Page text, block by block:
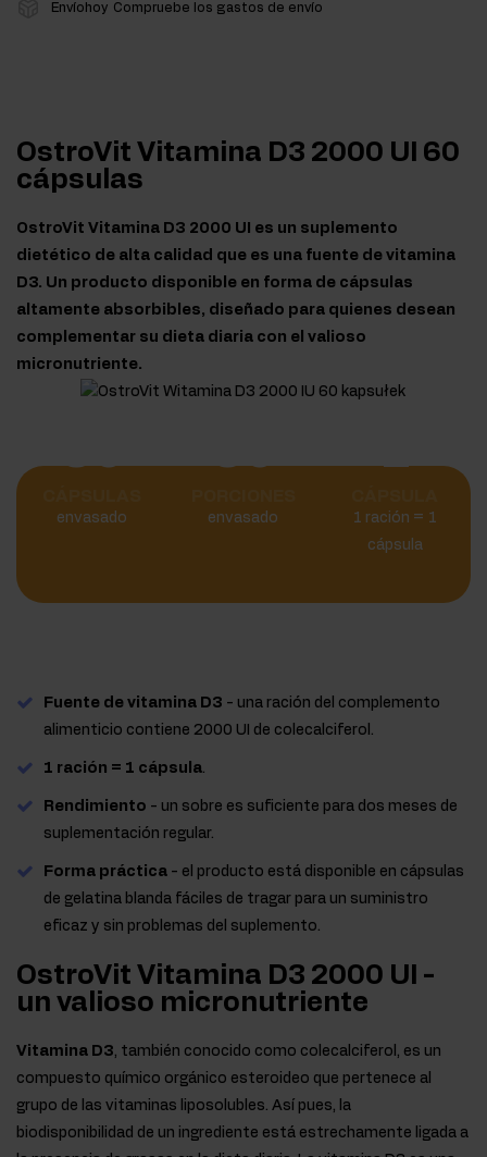
Envíohoy Compruebe los gastos de envío
OstroVit Vitamina D3 2000 UI 60
cápsulas
OstroVit Vitamina D3 2000 UI es un suplemento
dietético de alta calidad que es una fuente de vitamina
D3. Un producto disponible en forma de cápsulas
altamente absorbibles, diseñado para quienes desean
complementar su dieta diaria con el valioso
micronutriente.
60
envasado
60
envasado
1
1 ración = 1
cápsula
Fuente de vitamina D3 - una ración del complemento
alimenticio contiene 2000 UI de colecalciferol.
1 ración = 1 cápsula.
Rendimiento - un sobre es suficiente para dos meses de
suplementación regular.
Forma práctica - el producto está disponible en cápsulas
de gelatina blanda fáciles de tragar para un suministro
eficaz y sin problemas del suplemento.
OstroVit Vitamina D3 2000 UI -
un valioso micronutriente
Vitamina D3, también conocido como colecalciferol, es un
compuesto químico orgánico esteroideo que pertenece al
grupo de las vitaminas liposolubles. Así pues, la
biodisponibilidad de un ingrediente está estrechamente ligada a